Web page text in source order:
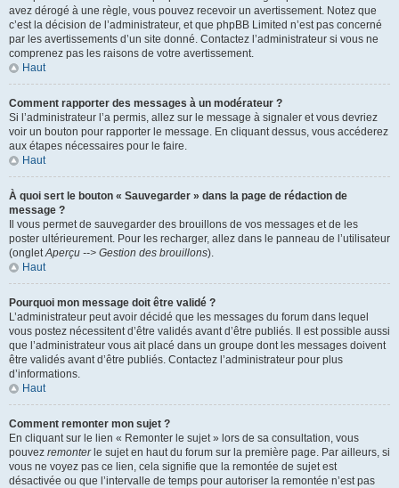
avez dérogé à une règle, vous pouvez recevoir un avertissement. Notez que
c’est la décision de l’administrateur, et que phpBB Limited n’est pas concerné
par les avertissements d’un site donné. Contactez l’administrateur si vous ne
comprenez pas les raisons de votre avertissement.
Haut
Comment rapporter des messages à un modérateur ?
Si l’administrateur l’a permis, allez sur le message à signaler et vous devriez
voir un bouton pour rapporter le message. En cliquant dessus, vous accéderez
aux étapes nécessaires pour le faire.
Haut
À quoi sert le bouton « Sauvegarder » dans la page de rédaction de
message ?
Il vous permet de sauvegarder des brouillons de vos messages et de les
poster ultérieurement. Pour les recharger, allez dans le panneau de l’utilisateur
(ongletAperçu --> Gestion des brouillons).
Haut
Pourquoi mon message doit être validé ?
L’administrateur peut avoir décidé que les messages du forum dans lequel
vous postez nécessitent d’être validés avant d’être publiés. Il est possible aussi
que l’administrateur vous ait placé dans un groupe dont les messages doivent
être validés avant d’être publiés. Contactez l’administrateur pour plus
d’informations.
Haut
Comment remonter mon sujet ?
En cliquant sur le lien « Remonter le sujet » lors de sa consultation, vous
pouvez remonterle sujet en haut du forum sur la première page. Par ailleurs, si
vous ne voyez pas ce lien, cela signifie que la remontée de sujet est
désactivée ou que l’intervalle de temps pour autoriser la remontée n’est pas